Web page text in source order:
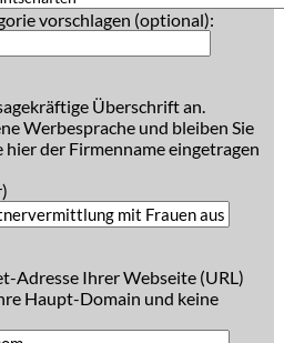
vorschlagen (optional):
Überschrift an.
Werbesprache und bleiben Sie
hier der Firmenname eingetragen
Adresse Ihrer Webseite (URL)
Haupt-Domain und keine